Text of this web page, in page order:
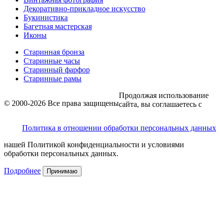
Декоративно-прикладное искусство
Букинистика
Багетная мастерская
Иконы
Старинная бронза
Старинные часы
Старинный фарфор
Старинные рамы
© 2000-2026 Все права защищены
Политика в отношении обработки персональных данных
Продолжая использование
сайта, вы соглашаетесь с
нашей Политикой конфиденциальности и условиями
обработки персональных данных.
Подробнее Принимаю